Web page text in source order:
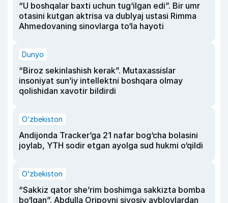
“U boshqalar baxti uchun tug‘ilgan edi”. Bir umr
otasini kutgan aktrisa va dublyaj ustasi Rimma
Ahmedovaning sinovlarga to‘la hayoti
Dunyo
“Biroz sekinlashish kerak”. Mutaxassislar
insoniyat sun’iy intellektni boshqara olmay
qolishidan xavotir bildirdi
O‘zbekiston
Andijonda Tracker’ga 21 nafar bog‘cha bolasini
joylab, YTH sodir etgan ayolga sud hukmi o‘qildi
O‘zbekiston
“Sakkiz qator she’rim boshimga sakkizta bomba
bo‘lgan”. Abdulla Oripovni siyosiy ayblovlardan